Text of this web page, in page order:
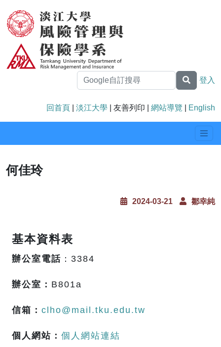
登入
回首頁 淡江大學 | 友善列印 | 網站導覽 English
何佳玲
2024-03-21 鄒幸純
基本資料表
辦公室電話 ：3384
辦公室： B801a
信箱： clho@mail.tku.edu.tw
個人網站： 個人網站連結